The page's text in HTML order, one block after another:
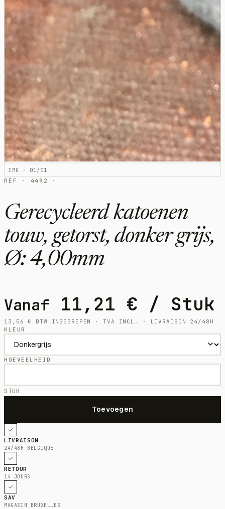
IMG · 01/01
RÉF · 4492 ·
Gerecycleerd katoenen
touw, getorst, donker grijs,
Ø: 4,00mm
Vanaf 11,21 € / Stuk
13,56€
BTW INBEGREPEN · TVA INCL. · LIVRAISON 24/48H
KLEUR
HOEVEELHEID
STUK
LIVRAISON
24/48H BELGIQUE
RETOUR
14 JOURS
SAV
MAGASIN BRUXELLES